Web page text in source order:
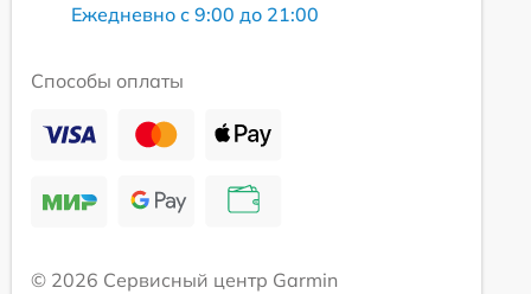
Ежедневно с 9:00 до 21:00
Способы оплаты
© 2026 Сервисный центр Garmin